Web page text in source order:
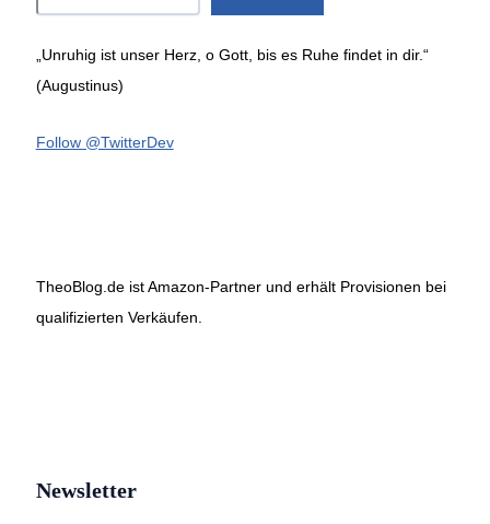
„Unruhig ist unser Herz, o Gott, bis es Ruhe findet in dir.“
(Augustinus)
Follow @TwitterDev
TheoBlog.de ist Amazon-Partner und erhält Provisionen bei
qualifizierten Verkäufen.
Newsletter